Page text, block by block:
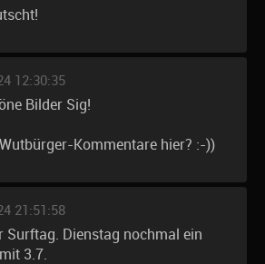
12:30:35
Bilder Sig!
Kommentare hier? :-))
21:51:58
Surftag. Dienstag nochmal ein
3.7.